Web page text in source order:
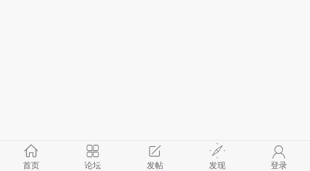
首页 论坛 发帖 发现 登录